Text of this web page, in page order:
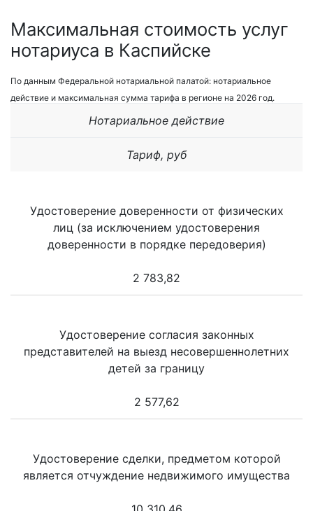
Максимальная стоимость услуг
нотариуса в Каспийске
По данным Федеральной нотариальной палатой: нотариальное
действие и максимальная сумма тарифа в регионе на 2026 год.
Нотариальное действие
Тариф, руб
Удостоверение доверенности от физических
лиц (за исключением удостоверения
доверенности в порядке передоверия)
2 783,82
Удостоверение согласия законных
представителей на выезд несовершеннолетних
детей за границу
2 577,62
Удостоверение сделки, предметом которой
является отчуждение недвижимого имущества